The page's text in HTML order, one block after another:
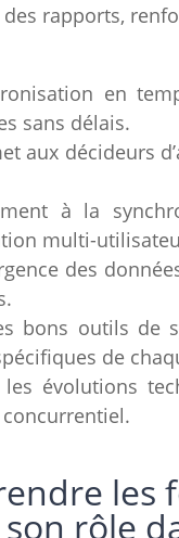
des rapports,
en
sans délais.
aux décideurs
à la
multi-
des
bons outils de
de
les évolutions
les
rôle